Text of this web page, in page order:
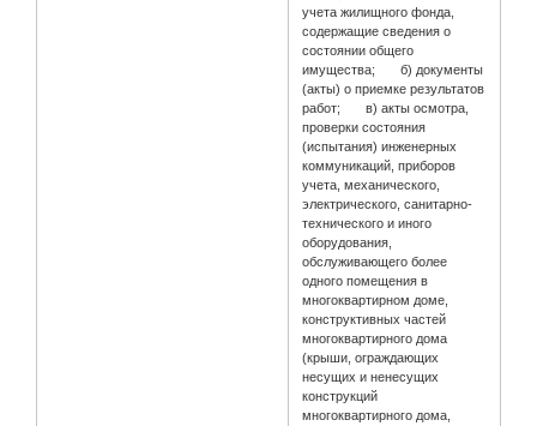
учета жилищного фонда,
содержащие сведения о
состоянии общего
имущества; б) документы
(акты) о приемке результатов
работ; в) акты осмотра,
проверки состояния
(испытания) инженерных
коммуникаций, приборов
учета, механического,
электрического, санитарно-
технического и иного
оборудования,
обслуживающего более
одного помещения в
многоквартирном доме,
конструктивных частей
многоквартирного дома
(крыши, ограждающих
несущих и ненесущих
конструкций
многоквартирного дома,